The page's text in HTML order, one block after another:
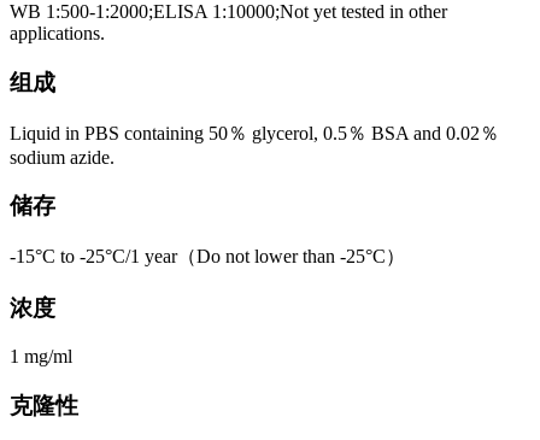
WB 1:500-1:2000;ELISA 1:10000;Not yet tested in other
applications.
组成
Liquid in PBS containing 50％ glycerol, 0.5％ BSA and 0.02％
sodium azide.
储存
-15°C to -25°C/1 year（Do not lower than -25°C）
浓度
1 mg/ml
克隆性